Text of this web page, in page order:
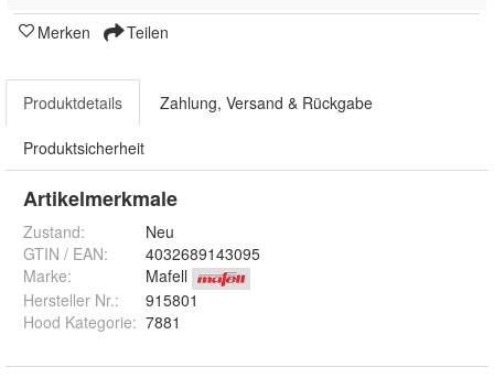
Merken Teilen
Produktdetails Zahlung, Versand & Rückgabe
Produktsicherheit
Artikelmerkmale
Zustand:
Neu
GTIN / EAN:
4032689143095
Marke:
Mafell
Hersteller Nr.:
915801
Hood Kategorie: 7881